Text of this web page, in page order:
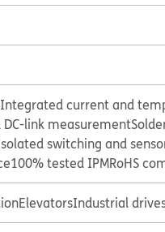
Integrated current and
link measurement
switching and
100% tested IPMRoHS
ElevatorsIndustrial